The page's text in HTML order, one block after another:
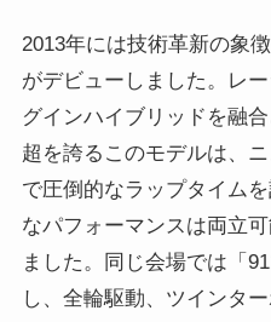
2013年には技術革新の象
がデビューしました。レ
グインハイブリッドを融
超を誇るこのモデルは、
で圧倒的なラップタイム
なパフォーマンスは両立
ました。同じ会場では「
し、全輪駆動、ツインタ